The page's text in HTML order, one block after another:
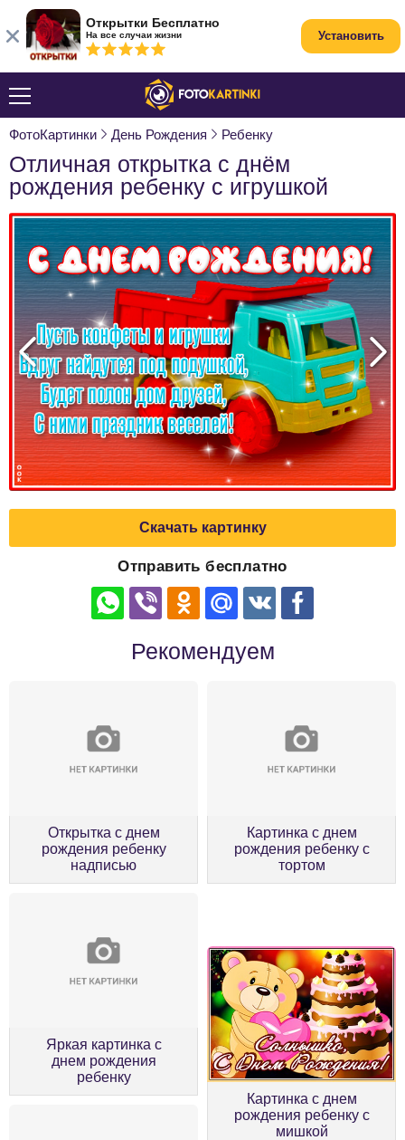
ФотоКартинки День Рождения Ребенку
Отличная открытка с днём
рождения ребенку с игрушкой
Скачать картинку
Отправить бесплатно
Рекомендуем
Открытка с днем
рождения ребенку
надписью
Картинка с днем
рождения ребенку с
тортом
Яркая картинка с
днем рождения
ребенку
Картинка с днем
рождения ребенку с
мишкой
Открытки Бесплатно
На все случаи жизни Установить